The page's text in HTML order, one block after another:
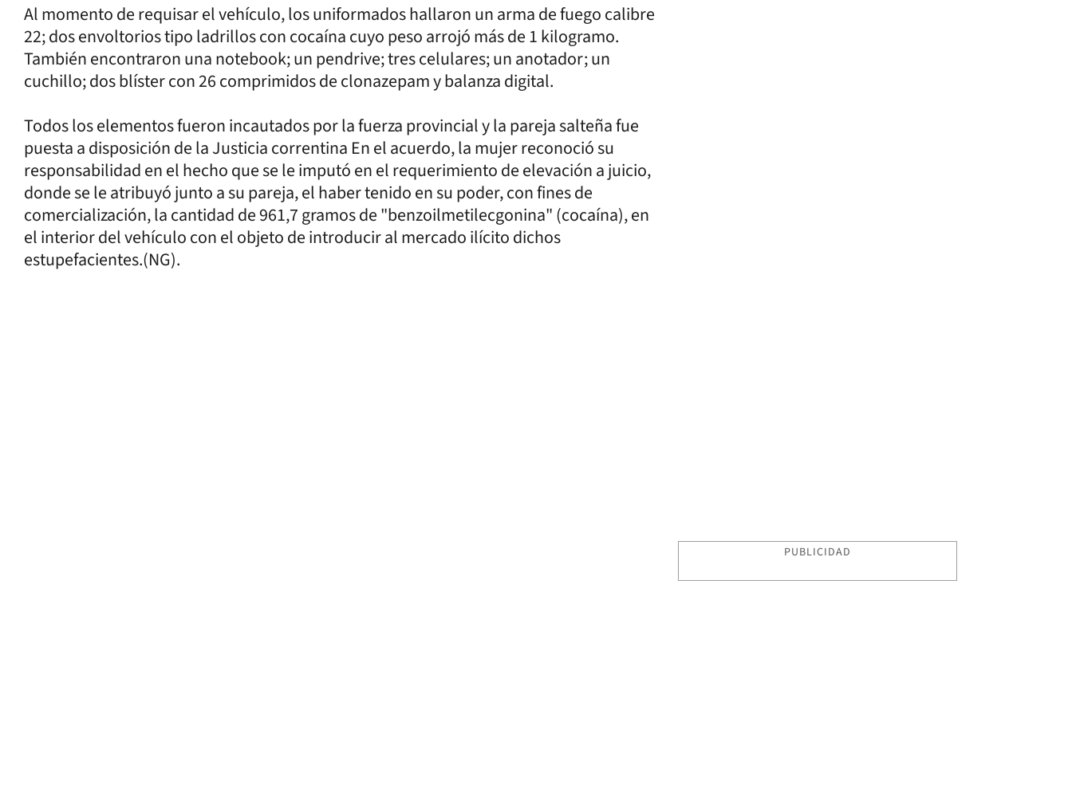
Al momento de requisar el vehículo, los uniformados hallaron un arma de fuego calibre
22; dos envoltorios tipo ladrillos con cocaína cuyo peso arrojó más de 1 kilogramo.
También encontraron una notebook; un pendrive; tres celulares; un anotador; un
cuchillo; dos blíster con 26 comprimidos de clonazepam y balanza digital.
Todos los elementos fueron incautados por la fuerza provincial y la pareja salteña fue
puesta a disposición de la Justicia correntina En el acuerdo, la mujer reconoció su
responsabilidad en el hecho que se le imputó en el requerimiento de elevación a juicio,
donde se le atribuyó junto a su pareja, el haber tenido en su poder, con fines de
comercialización, la cantidad de 961,7 gramos de "benzoilmetilecgonina" (cocaína), en
el interior del vehículo con el objeto de introducir al mercado ilícito dichos
estupefacientes.(NG).
PUBLICIDAD